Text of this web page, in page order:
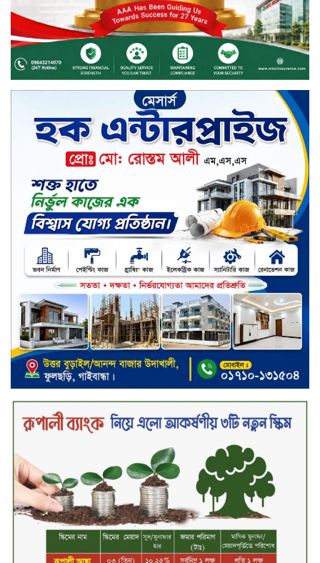
বর্ষায় মানুষের পাশে বাংলালিংক; ১০
সিটি করপোরেশনে ১২ হাজারের বেশি
রেইনকোট বিতরণ
চুয়াডাঙ্গার জীবননগর সীমান্তে
বিএসএফের ৩ জনকে পুশ-ইন চেষ্টা
প্রতিহত করল বিজিবি
সিলেট জুড়ে বিষধর সাপ গুলো জঙ্গল
ছেড়ে লোকালয়ে আশ্রয় খুঁজছে
স্ট্যান্ডার্ড ইসলামী ব্যাংক পিএলসি.-এর
টাউন হল মিটিং-২০২৬ অনুষ্ঠিত
বিদায়ী সপ্তাহে দর পতনের শীর্ষে এস
আলম কোল্ড রোল্ড
বিদায়ী সপ্তাহে দর বৃদ্ধির শীর্ষে ফারইস্ট
ফাইন্যান্স
বিদায়ী সপ্তাহে লেনদেনের শীর্ষে শার্প
ইন্ডাস্ট্রিজ
চুয়াডাঙ্গায় বিএআরআই’র কৃষি গবেষণা
কেন্দ্র, মেহেরপুর এর আঞ্চলিক রিভিউ
কর্মশালা/২০২৫-২৬ অনুষ্ঠিত